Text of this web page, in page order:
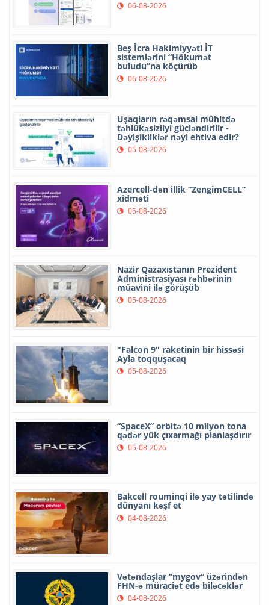
06-08-2026
Beş İcra Hakimiyyəti İT
sistemlərini “Hökumət
buludu”na köçürüb
06-08-2026
Uşaqların rəqəmsal mühitdə
təhlükəsizliyi gücləndirilir -
Dəyişikliklər nəyi ehtiva edir?
05-08-2026
Azercell-dən illik “ZengimCELL”
xidməti
05-08-2026
Nazir Qazaxıstanın Prezident
Administrasiyası rəhbərinin
müavini ilə görüşüb
05-08-2026
"Falcon 9" raketinin bir hissəsi
Ayla toqquşacaq
05-08-2026
“SpaceX” orbitə 10 milyon tona
qədər yük çıxarmağı planlaşdırır
05-08-2026
Bakcell rouminqi ilə yay tətilində
dünyanı kəşf et
04-08-2026
Vətəndaşlar “mygov” üzərindən
FHN-ə müraciət edə biləcəklər
04-08-2026